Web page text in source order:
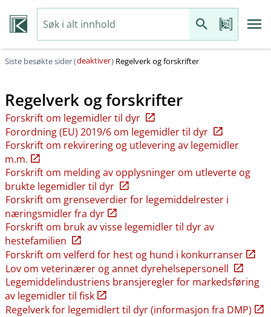
Siste besøkte sider (deaktiver) Regelverk og forskrifter
Regelverk og forskrifter
Forskrift om legemidler til dyr
Forordning (EU) 2019/6 om legemidler til dyr
Forskrift om rekvirering og utlevering av legemidler
m.m.
Forskrift om melding av opplysninger om utleverte og
brukte legemidler til dyr
Forskrift om grenseverdier for legemiddelrester i
næringsmidler fra dyr
Forskrift om bruk av visse legemidler til dyr av
hestefamilien
Forskrift om velferd for hest og hund i konkurranser
Lov om veterinærer og annet dyrehelsepersonell
Legemiddelindustriens bransjeregler for markedsføring
av legemidler til fisk
Regelverk for legemidlert til dyr (informasjon fra DMP)